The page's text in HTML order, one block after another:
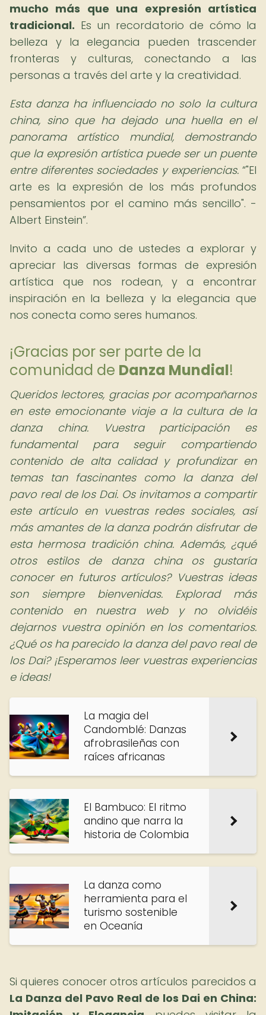
mucho más que una expresión artística
tradicional. Es un recordatorio de cómo la
belleza y la elegancia pueden trascender
fronteras y culturas, conectando a las
personas a través del arte y la creatividad.
Esta danza ha influenciado no solo la cultura
china, sino que ha dejado una huella en el
panorama artístico mundial, demostrando
que la expresión artística puede ser un puente
entre diferentes sociedades y experiencias. "El
arte es la expresión de los más profundos
pensamientos por el camino más sencillo". -
Albert Einstein .
Invito a cada uno de ustedes a explorar y
apreciar las diversas formas de expresión
artística que nos rodean, y a encontrar
inspiración en la belleza y la elegancia que
nos conecta como seres humanos.
¡Gracias por ser parte de la
comunidad de Danza Mundial!
Queridos lectores, gracias por acompañarnos
en este emocionante viaje a la cultura de la
danza china. Vuestra participación es
fundamental para seguir compartiendo
contenido de alta calidad y profundizar en
temas tan fascinantes como la danza del
pavo real de los Dai. Os invitamos a compartir
este artículo en vuestras redes sociales, así
más amantes de la danza podrán disfrutar de
esta hermosa tradición china. Además, ¿qué
otros estilos de danza china os gustaría
conocer en futuros artículos? Vuestras ideas
son siempre bienvenidas. Explorad más
contenido en nuestra web y no olvidéis
dejarnos vuestra opinión en los comentarios.
¿Qué os ha parecido la danza del pavo real de
los Dai? ¡Esperamos leer vuestras experiencias
e ideas!
La magia del
Candomblé: Danzas
afrobrasileñas con
raíces africanas
El Bambuco: El ritmo
andino que narra la
historia de Colombia
La danza como
herramienta para el
turismo sostenible
en Oceanía
Si quieres conocer otros artículos parecidos a
La Danza del Pavo Real de los Dai en China: